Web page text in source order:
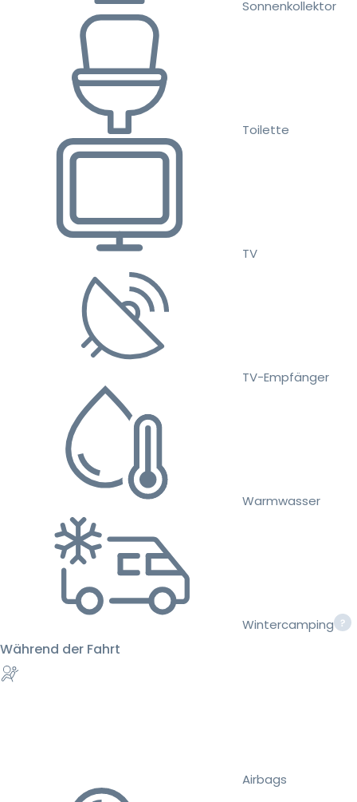
Sonnenkollektor
Toilette
TV
TV-Empfänger
Warmwasser
Wintercamping
Während der Fahrt
Airbags